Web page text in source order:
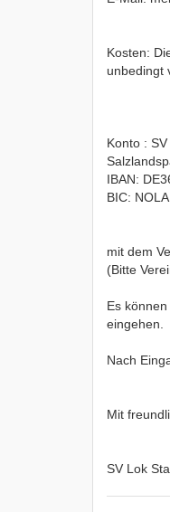
Kosten:
unbedingt
Konto :
IBAN:
BIC:
mit dem
(Bitte
Es
eingehen.
Nach
Mit
SV Lok